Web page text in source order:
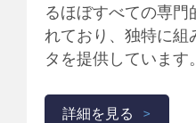
るほぼすべての専門
れており、独特に組
タを提供しています。
詳細を見る